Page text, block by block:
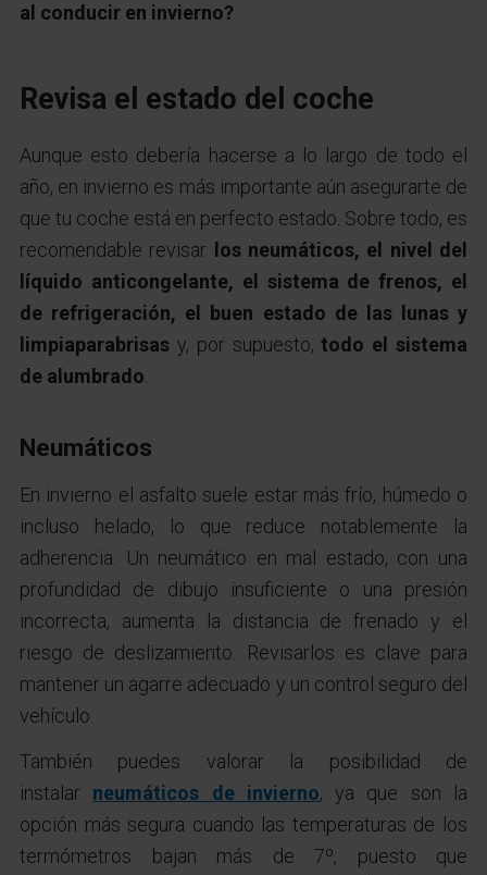
al conducir en invierno?
Revisa el estado del coche
Aunque esto debería hacerse a lo largo de todo el
año, en invierno es más importante aún asegurarte de
que tu coche está en perfecto estado. Sobre todo, es
recomendable revisar
los neumáticos, el nivel del
líquido anticongelante, el sistema de frenos, el
de refrigeración, el buen estado de las lunas y
limpiaparabrisas y, por supuesto,todo el sistema
de alumbrado.
Neumáticos
En invierno el asfalto suele estar más frío, húmedo o
incluso helado, lo que reduce notablemente la
adherencia. Un neumático en mal estado, con una
profundidad de dibujo insuficiente o una presión
incorrecta, aumenta la distancia de frenado y el
riesgo de deslizamiento. Revisarlos es clave para
mantener un agarre adecuado y un control seguro del
vehículo.
También puedes valorar la posibilidad de
instalar neumáticos de invierno, ya que son la
opción más segura cuando las temperaturas de los
termómetros bajan más de 7º, puesto que